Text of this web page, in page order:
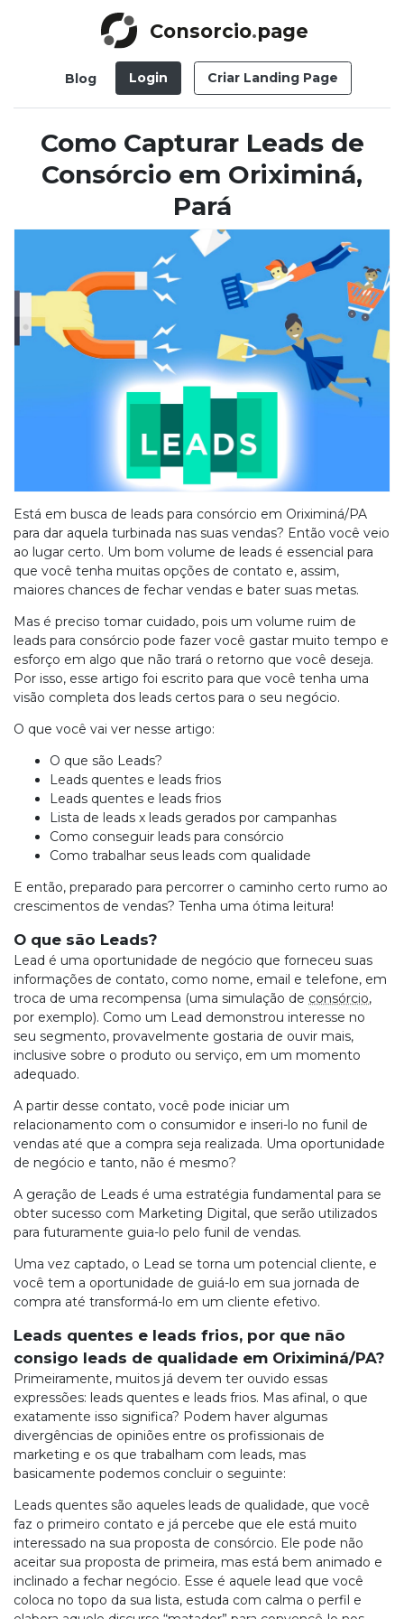
Consorcio.page
Blog Login Criar Landing Page
Como Capturar Leads de
Consórcio em Oriximiná,
Pará
Está em busca de leads para consórcio em Oriximiná/PA
para dar aquela turbinada nas suas vendas? Então você veio
ao lugar certo. Um bom volume de leads é essencial para
que você tenha muitas opções de contato e, assim,
maiores chances de fechar vendas e bater suas metas.
Mas é preciso tomar cuidado, pois um volume ruim de
leads para consórcio pode fazer você gastar muito tempo e
esforço em algo que não trará o retorno que você deseja.
Por isso, esse artigo foi escrito para que você tenha uma
visão completa dos leads certos para o seu negócio.
O que você vai ver nesse artigo:
O que são Leads?
Leads quentes e leads frios
Leads quentes e leads frios
Lista de leads x leads gerados por campanhas
Como conseguir leads para consórcio
Como trabalhar seus leads com qualidade
E então, preparado para percorrer o caminho certo rumo ao
crescimentos de vendas? Tenha uma ótima leitura!
O que são Leads?
Lead é uma oportunidade de negócio que forneceu suas
informações de contato, como nome, email e telefone, em
troca de uma recompensa (uma simulação de consórcio,
por exemplo). Como um Lead demonstrou interesse no
seu segmento, provavelmente gostaria de ouvir mais,
inclusive sobre o produto ou serviço, em um momento
adequado.
A partir desse contato, você pode iniciar um
relacionamento com o consumidor e inseri-lo no funil de
vendas até que a compra seja realizada. Uma oportunidade
de negócio e tanto, não é mesmo?
A geração de Leads é uma estratégia fundamental para se
obter sucesso com Marketing Digital, que serão utilizados
para futuramente guia-lo pelo funil de vendas.
Uma vez captado, o Lead se torna um potencial cliente, e
você tem a oportunidade de guiá-lo em sua jornada de
compra até transformá-lo em um cliente efetivo.
Leads quentes e leads frios, por que não
consigo leads de qualidade em Oriximiná/PA?
Primeiramente, muitos já devem ter ouvido essas
expressões: leads quentes e leads frios. Mas afinal, o que
exatamente isso significa? Podem haver algumas
divergências de opiniões entre os profissionais de
marketing e os que trabalham com leads, mas
basicamente podemos concluir o seguinte:
Leads quentes são aqueles leads de qualidade, que você
faz o primeiro contato e já percebe que ele está muito
interessado na sua proposta de consórcio. Ele pode não
aceitar sua proposta de primeira, mas está bem animado e
inclinado a fechar negócio. Esse é aquele lead que você
coloca no topo da sua lista, estuda com calma o perfil e